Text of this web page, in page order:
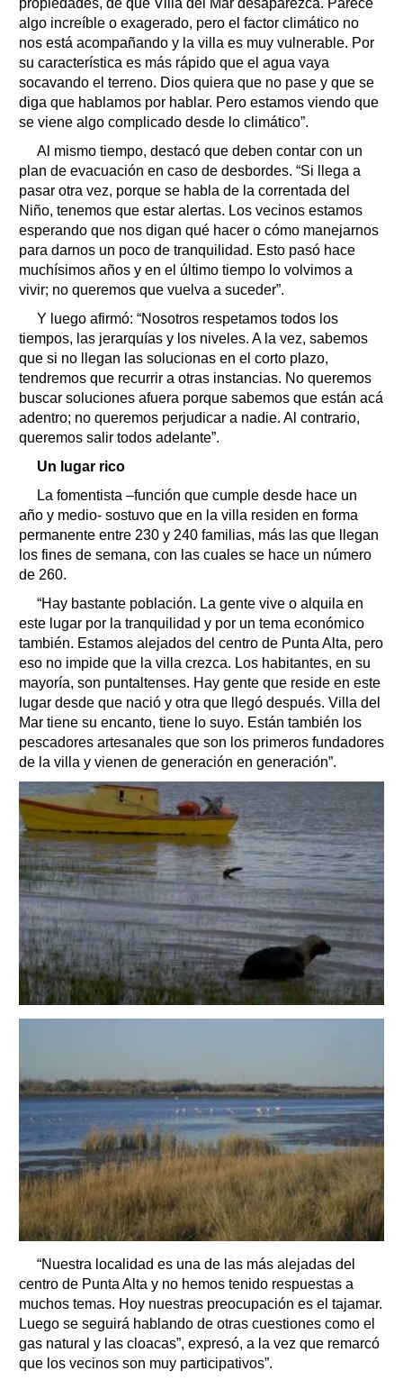
propiedades, de que Villa del Mar desaparezca. Parece
algo increíble o exagerado, pero el factor climático no
nos está acompañando y la villa es muy vulnerable. Por
su característica es más rápido que el agua vaya
socavando el terreno. Dios quiera que no pase y que se
diga que hablamos por hablar. Pero estamos viendo que
se viene algo complicado desde lo climático”.
Al mismo tiempo, destacó que deben contar con un
plan de evacuación en caso de desbordes. “Si llega a
pasar otra vez, porque se habla de la correntada del
Niño, tenemos que estar alertas. Los vecinos estamos
esperando que nos digan qué hacer o cómo manejarnos
para darnos un poco de tranquilidad. Esto pasó hace
muchísimos años y en el último tiempo lo volvimos a
vivir; no queremos que vuelva a suceder”.
Y luego afirmó: “Nosotros respetamos todos los
tiempos, las jerarquías y los niveles. A la vez, sabemos
que si no llegan las solucionas en el corto plazo,
tendremos que recurrir a otras instancias. No queremos
buscar soluciones afuera porque sabemos que están acá
adentro; no queremos perjudicar a nadie. Al contrario,
queremos salir todos adelante”.
Un lugar rico
La fomentista –función que cumple desde hace un
año y medio- sostuvo que en la villa residen en forma
permanente entre 230 y 240 familias, más las que llegan
los fines de semana, con las cuales se hace un número
de 260.
“Hay bastante población. La gente vive o alquila en
este lugar por la tranquilidad y por un tema económico
también. Estamos alejados del centro de Punta Alta, pero
eso no impide que la villa crezca. Los habitantes, en su
mayoría, son puntaltenses. Hay gente que reside en este
lugar desde que nació y otra que llegó después. Villa del
Mar tiene su encanto, tiene lo suyo. Están también los
pescadores artesanales que son los primeros fundadores
de la villa y vienen de generación en generación”.
“Nuestra localidad es una de las más alejadas del
centro de Punta Alta y no hemos tenido respuestas a
muchos temas. Hoy nuestras preocupación es el tajamar.
Luego se seguirá hablando de otras cuestiones como el
gas natural y las cloacas”, expresó, a la vez que remarcó
que los vecinos son muy participativos”.